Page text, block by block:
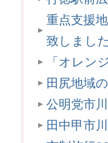
重点支援
致しました
「オレン
田尻地域
公明党市
田中甲市